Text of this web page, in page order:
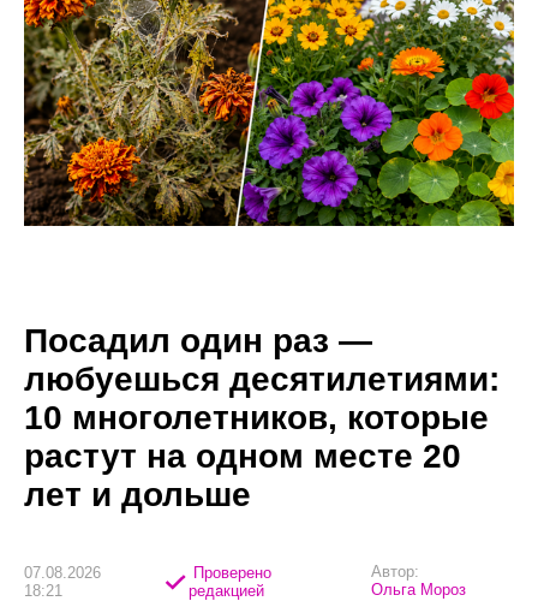
Посадил один раз —
любуешься десятилетиями:
10 многолетников, которые
растут на одном месте 20
лет и дольше
07.08.2026
18:21
Проверено
редакцией
Автор:
Ольга Мороз